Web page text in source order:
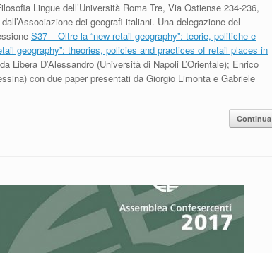
Lingue dell’Università Roma Tre, Via Ostiense 234-236,
dei geografi italiani. Una delegazione del
S37 – Oltre la “new retail geography”: teorie, politiche e
geography”: theories, policies and practices of retail places in
Libera D’Alessandro (Università di Napoli L’Orientale); Enrico
con due paper presentati da Giorgio Limonta e Gabriele
Continua